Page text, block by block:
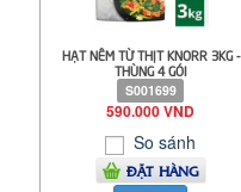
HẠT NÊM TỪ THỊT KNORR 3KG -
THÙNG 4 GÓI
S001699
590.000 VND
So sánh
ĐẶT HÀNG